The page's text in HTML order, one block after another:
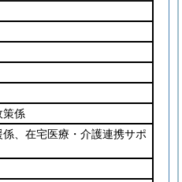
策係
、在宅医療・介護連携サポ